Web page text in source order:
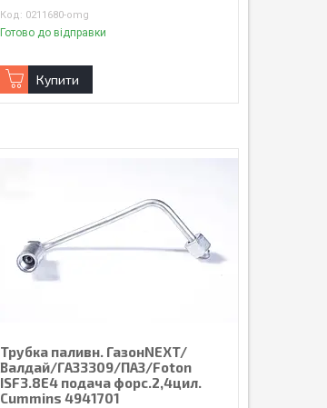
0211680-omg
Готово до відправки
Купити
Трубка паливн. ГазонNEXT/
Валдай/ГАЗ3309/ПАЗ/Foton
ISF3.8E4 подача форс.2,4цил.
Cummins 4941701